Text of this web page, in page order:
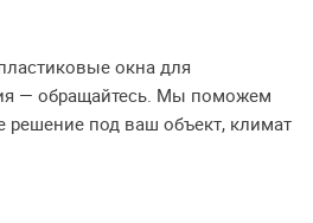
окна для
— обращайтесь. Мы поможем
решение под ваш объект, климат